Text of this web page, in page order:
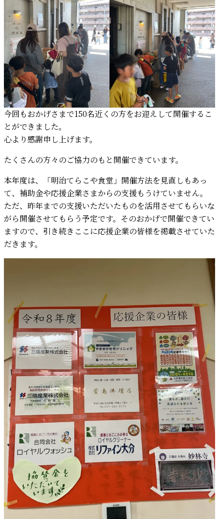
今回もおかげさまで150名近くの方をお迎えして開催するこ
とができました。
心より感謝申し上げます。
たくさんの方々のご協力のもと開催できています。
本年度は、「明治てらこや食堂」開催方法を見直しもあっ
て、補助金や応援企業さまからの支援もうけていません。
ただ、昨年までの支援いただいたものを活用させてもらいな
がら開催させてもらう予定です。そのおかげで開催できてい
ますので、引き続きここに応援企業の皆様を掲載させていた
だきます。